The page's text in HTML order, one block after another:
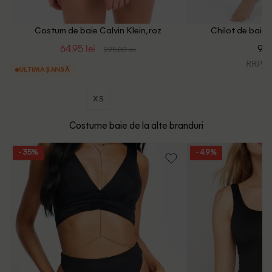
Costum de baie Calvin Klein, roz
64.95 lei 225.00 lei
ULTIMA ȘANSĂ
XS
Chilot de baie
RRP:
Costume baie de la alte branduri
- 35% - 49%